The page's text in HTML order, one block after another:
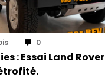
0
: Essai Land Rover